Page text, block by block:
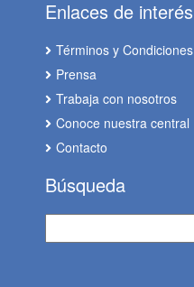
Enlaces de interés
Términos y Condiciones
Prensa
Trabaja con nosotros
Conoce nuestra central
Contacto
Búsqueda